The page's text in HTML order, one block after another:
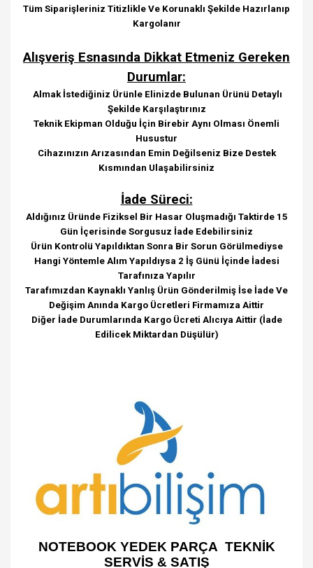
Tüm Siparişleriniz Titizlikle Ve Korunaklı Şekilde Hazırlanıp
Kargolanır
Alışveriş Esnasında Dikkat Etmeniz Gereken
Durumlar:
Almak İstediğiniz Ürünle Elinizde Bulunan Ürünü Detaylı
Şekilde Karşılaştırınız
Teknik Ekipman Olduğu İçin Birebir Aynı Olması Önemli
Husustur
Cihazınızın Arızasından Emin Değilseniz Bize Destek
Kısmından Ulaşabilirsiniz
İade Süreci:
Aldığınız Üründe Fiziksel Bir Hasar Oluşmadığı Taktirde 15
Gün İçerisinde Sorgusuz İade Edebilirsiniz
Ürün Kontrolü Yapıldıktan Sonra Bir Sorun Görülmediyse
Hangi Yöntemle Alım Yapıldıysa 2 İş Günü İçinde İadesi
Tarafınıza Yapılır
Tarafımızdan Kaynaklı Yanlış Ürün Gönderilmiş İse İade Ve
Değişim Anında Kargo Ücretleri Firmamıza Aittir
Diğer İade Durumlarında Kargo Ücreti Alıcıya Aittir (İade
Edilicek Miktardan Düşülür)
NOTEBOOK YEDEK PARÇA TEKNİK
SERVİS & SATIŞ